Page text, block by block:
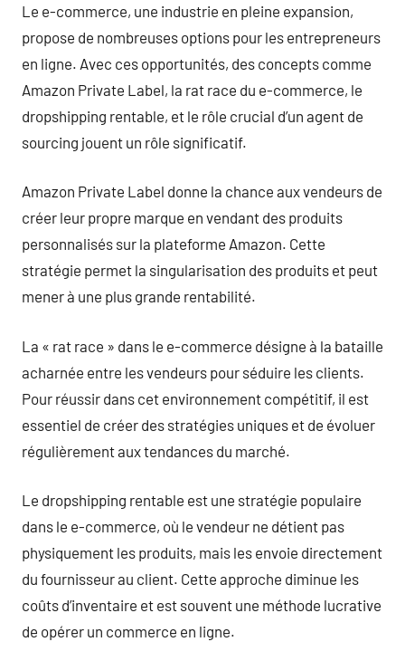
Le e-commerce, une industrie en pleine expansion,
propose de nombreuses options pour les entrepreneurs
en ligne. Avec ces opportunités, des concepts comme
Amazon Private Label, la rat race du e-commerce, le
dropshipping rentable, et le rôle crucial d’un agent de
sourcing jouent un rôle significatif.
Amazon Private Label donne la chance aux vendeurs de
créer leur propre marque en vendant des produits
personnalisés sur la plateforme Amazon. Cette
stratégie permet la singularisation des produits et peut
mener à une plus grande rentabilité.
La « rat race » dans le e-commerce désigne à la bataille
acharnée entre les vendeurs pour séduire les clients.
Pour réussir dans cet environnement compétitif, il est
essentiel de créer des stratégies uniques et de évoluer
régulièrement aux tendances du marché.
Le dropshipping rentable est une stratégie populaire
dans le e-commerce, où le vendeur ne détient pas
physiquement les produits, mais les envoie directement
du fournisseur au client. Cette approche diminue les
coûts d’inventaire et est souvent une méthode lucrative
de opérer un commerce en ligne.